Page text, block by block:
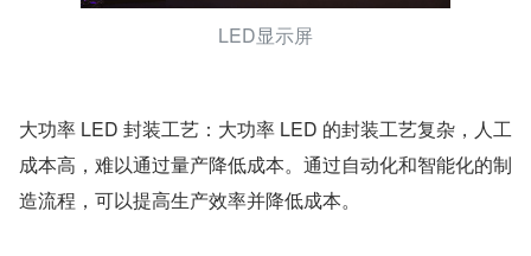
LED显示屏
大功率 LED 封装工艺：大功率 LED 的封装工艺复杂，人工
成本高，难以通过量产降低成本。通过自动化和智能化的制
造流程，可以提高生产效率并降低成本。